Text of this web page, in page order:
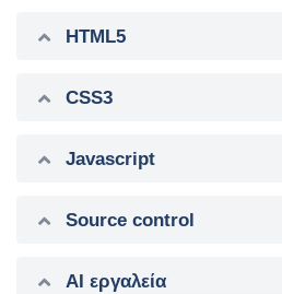
HTML5
CSS3
Javascript
Source control
AI εργαλεία